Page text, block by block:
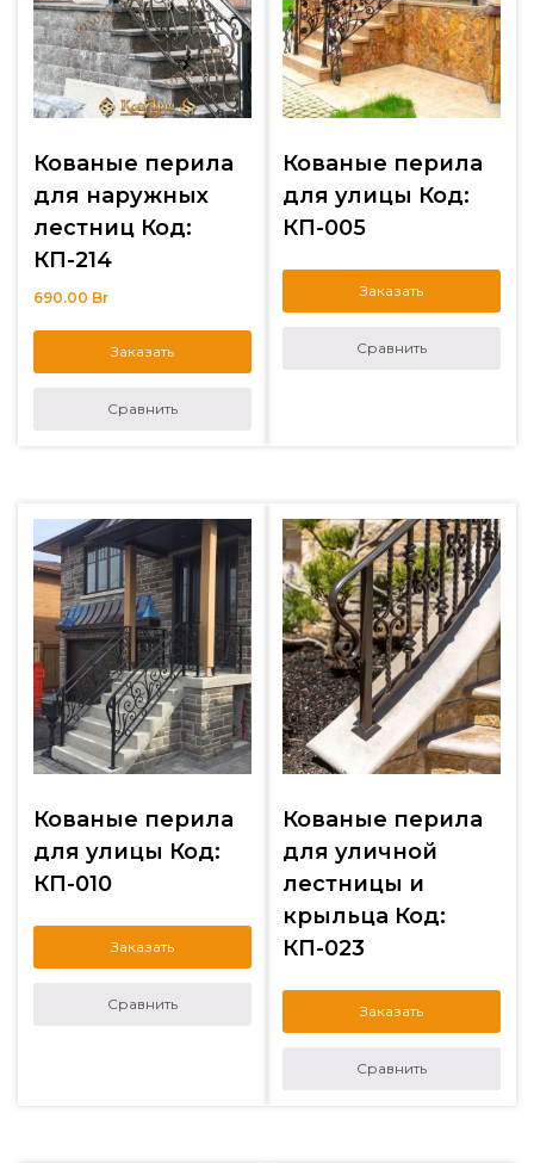
Кованые перила
для наружных
лестниц Код:
КП-214
690.00 Br
Заказать
Сравнить
Кованые перила
для улицы Код:
КП-005
Заказать
Сравнить
Кованые перила
для улицы Код:
КП-010
Заказать
Сравнить
Кованые перила
для уличной
лестницы и
крыльца Код:
КП-023
Заказать
Сравнить